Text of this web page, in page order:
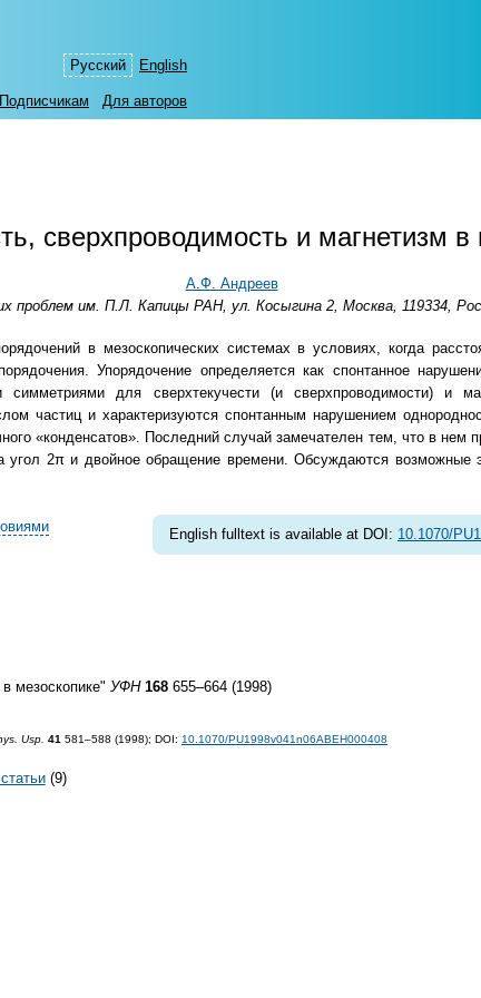
Русский English
Подписчикам Для авторов
сверхпроводимость и магнетизм в
А.Ф. Андреев
проблем им. П.Л. Капицы РАН, ул. Косыгина 2, Москва, 119334,
в мезоскопических системах в условиях, когда
Упорядочение определяется как спонтанное
для сверхтекучести (и сверхпроводимости) и
частиц и характеризуются спонтанным нарушением
«конденсатов». Последний случай замечателен тем, что в нем
угол 2π и двойное обращение времени. Обсуждаются
English fulltext is available at DOI: 10.1070/
мезоскопике" УФН 168 655–664 (1998)
Usp. 41 581–588 (1998); DOI: 10.1070/PU1998v041n06ABEH000408
(9)